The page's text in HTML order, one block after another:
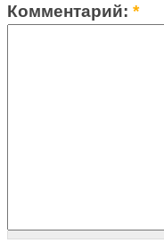
Комментарий:*